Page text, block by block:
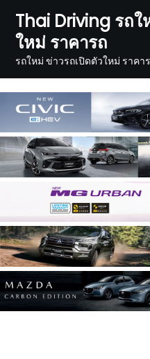
content
Thai Driving รถ
ใหม่ ราคารถ
รถใหม่ ข่าวรถเปิดตัวใหม่ ราคา